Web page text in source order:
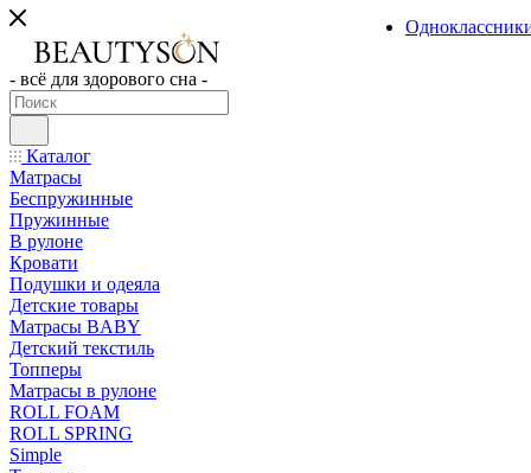
- всё для здорового сна -
Каталог
Матрасы
Беспружинные
Пружинные
В рулоне
Кровати
Подушки и одеяла
Детские товары
Матрасы BABY
Детский текстиль
Топперы
Матрасы в рулоне
ROLL FOAM
ROLL SPRING
Simple